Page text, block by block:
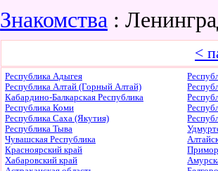
Знакомства :
<
Республика Адыгея
Республика Алтай (Горный Алтай)
Кабардино-Балкарская Республика
Республика Коми
Республика Саха (Якутия)
Республика Тыва
Чувашская Республика
Красноярский край
Хабаровский край